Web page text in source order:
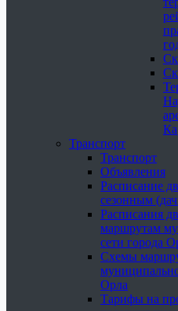
Транспорт
Транспорт
Объявления
Расписание
сезонным
Расписания
маршрутам
сети города
Схемы
Орла
Тарифы на